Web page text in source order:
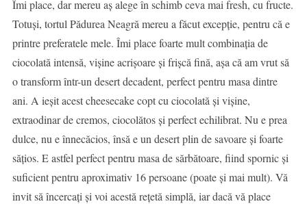
Îmi place, dar mereu aș alege în schimb ceva mai fresh, cu fructe.
Totuși, tortul Pădurea Neagră mereu a făcut excepție, pentru că e
printre preferatele mele. Îmi place foarte mult combinația de
ciocolată intensă, vișine acrișoare și frișcă fină, așa că am vrut să
o transform într-un desert decadent, perfect pentru masa dintre
ani. A ieșit acest cheesecake copt cu ciocolată și vișine,
extraodinar de cremos, ciocolătos și perfect echilibrat. Nu e prea
dulce, nu e înnecăcios, însă e un desert plin de savoare și foarte
sățios. E astfel perfect pentru masa de sărbătoare, fiind spornic și
suficient pentru aproximativ 16 persoane (poate și mai mult). Vă
invit să încercați și voi acestă rețetă simplă, iar dacă vă place